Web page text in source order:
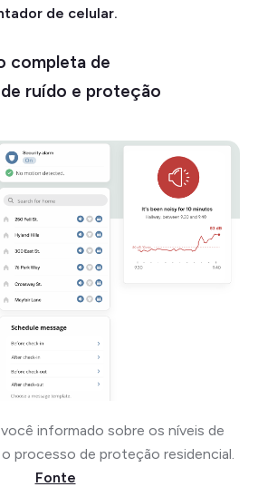
de celular.
completa de
ruído e proteção
informado sobre os níveis de
processo de proteção residencial.
Fonte